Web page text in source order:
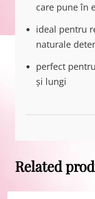
care pune în
ideal pentru
naturale
perfect
și lungi
Related